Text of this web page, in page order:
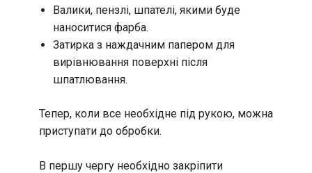
Валики, пензлі, шпателі, якими буде
наноситися фарба.
Затирка з наждачним папером для
вирівнювання поверхні після
шпатлювання.
Тепер, коли все необхідне під рукою, можна
приступати до обробки.
В першу чергу необхідно закріпити